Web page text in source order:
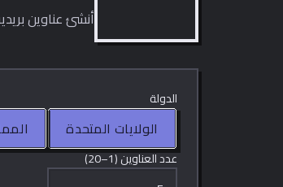
أنشئ عناوين
الدولة
الولايات المتحدة
عدد العناوين (1–20)